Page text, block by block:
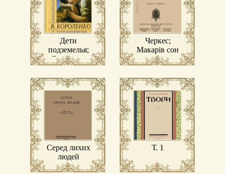
Дети
подземелья;
Дневники
(1917–1921)
Черкес;
Макарів сон
Серед лихих
людей
Т. 1